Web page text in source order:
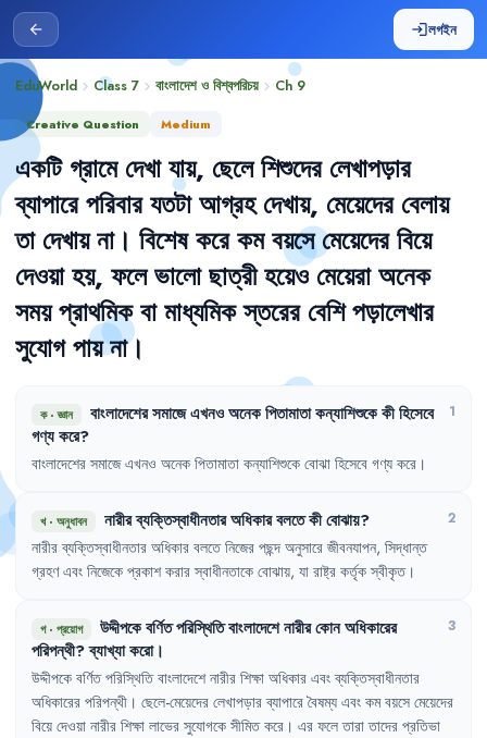
arrow_back loginলগইন
EduWorld chevron_right Class 7 chevron_right বাংলাদেশ ও বিশ্বপরিচয় chevron_right Ch 9
Creative Question Medium
একটি গ্রামে দেখা যায়, ছেলে শিশুদের লেখাপড়ার
ব্যাপারে পরিবার যতটা আগ্রহ দেখায়, মেয়েদের বেলায়
তা দেখায় না। বিশেষ করে কম বয়সে মেয়েদের বিয়ে
দেওয়া হয়, ফলে ভালো ছাত্রী হয়েও মেয়েরা অনেক
সময় প্রাথমিক বা মাধ্যমিক স্তরের বেশি পড়ালেখার
সুযোগ পায় না।
ক·জ্ঞান বাংলাদেশেরসমাজেএখনওঅনেকপিতামাতাকন্যাশিশুকেকীহিসেবে
গণ্যকরে?
1
বাংলাদেশের সমাজে এখনও অনেক পিতামাতা কন্যাশিশুকে বোঝা হিসেবে গণ্য করে ।
খ· অনুধাবন নারীরব্যক্তিস্বাধীনতারঅধিকারবলতেকীবোঝায়? 2
নারীর ব্যক্তিস্বাধীনতার অধিকার বলতে নিজের পছন্দ অনুসারে জীবনযাপন, সিদ্ধান্ত
গ্রহণ এবং নিজেকে প্রকাশ করার স্বাধীনতাকে বোঝায়, যা রাষ্ট্র কর্তৃক স্বীকৃত।
গ· প্রয়োগ উদ্দীপকেবর্ণিতপরিস্থিতিবাংলাদেশেনারীরকোনঅধিকারের
পরিপন্থী?ব্যাখ্যাকরো।
3
উদ্দীপকে বর্ণিত পরিস্থিতি বাংলাদেশে নারীর শিক্ষা অধিকার এবং ব্যক্তিস্বাধীনতার
অধিকারের পরিপন্থী । ছেলে-মেয়েদের লেখাপড়ার ব্যাপারে বৈষম্য এবং কম বয়সে মেয়েদের
বিয়ে দেওয়া নারীর শিক্ষা লাভের সুযোগকে সীমিত করে । এর ফলে তারা তাদের প্রতিভা